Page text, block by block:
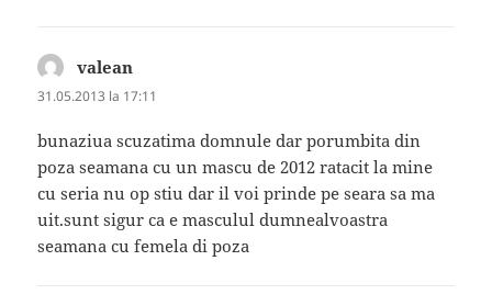
valean
31.05.2013 la 17:11
bunaziua scuzatima domnule dar porumbita din
poza seamana cu un mascu de 2012 ratacit la mine
cu seria nu op stiu dar il voi prinde pe seara sa ma
uit.sunt sigur ca e masculul dumnealvoastra
seamana cu femela di poza